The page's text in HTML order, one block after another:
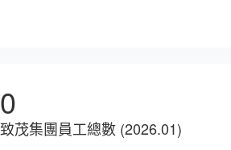
0
致茂集團員工總數 (2026.01)